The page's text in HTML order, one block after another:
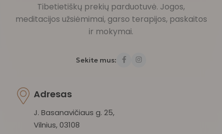
Tibetietiškų prekių parduotuvė. Jogos,
meditacijos užsiėmimai, garso terapijos, paskaitos
ir mokymai.
Sekite mus:
Adresas
J. Basanavičiaus g. 25,
Vilnius, 03108